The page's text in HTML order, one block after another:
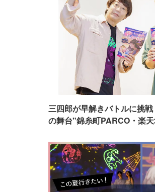
三四郎が早解きバトルに挑
の舞台"錦糸町PARCO・楽